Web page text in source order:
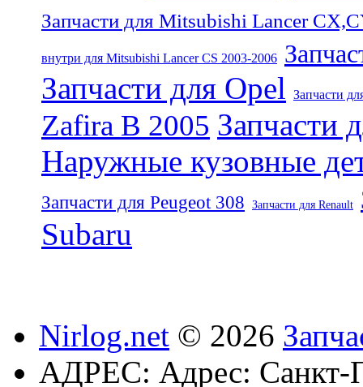
Запчасти для Mitsubishi Lancer
внутри для Mitsubishi Lancer CS 2003-2006
Запчасти для Opel Запчасти
Zafira B 2005 Запчасти
Наружные кузовные
Запчасти для Peugeot 308 Запчасти для Renault
Subaru
Nirlog.net © 2026
АДРЕС: Адрес: Санкт-